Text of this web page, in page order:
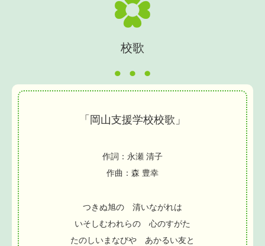
校歌
「岡山支援学校校歌」
作詞：永瀬 清子
作曲：森 豊幸
つきぬ旭の 清いながれは
いそしむわれらの 心のすがた
たのしいまなびや あかるい友と